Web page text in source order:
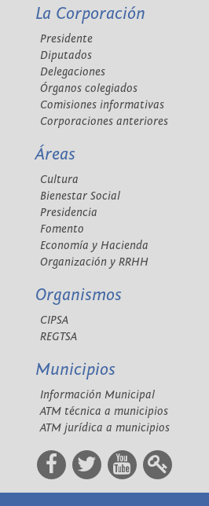
La Corporación
Presidente
Diputados
Delegaciones
Órganos colegiados
Comisiones informativas
Corporaciones anteriores
Áreas
Cultura
Bienestar Social
Presidencia
Fomento
Economía y Hacienda
Organización y RRHH
Organismos
CIPSA
REGTSA
Municipios
Información Municipal
ATM técnica a municipios
ATM jurídica a municipios